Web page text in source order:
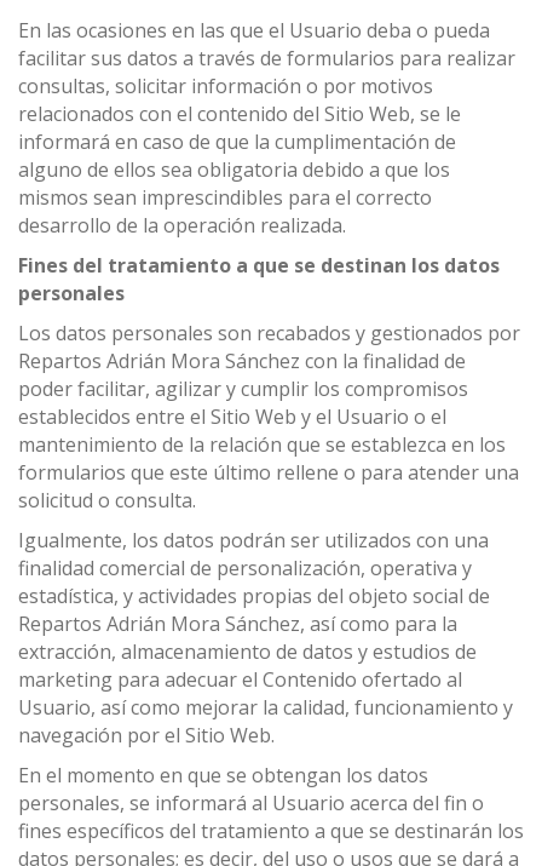
En las ocasiones en las que el Usuario deba o pueda
facilitar sus datos a través de formularios para realizar
consultas, solicitar información o por motivos
relacionados con el contenido del Sitio Web, se le
informará en caso de que la cumplimentación de
alguno de ellos sea obligatoria debido a que los
mismos sean imprescindibles para el correcto
desarrollo de la operación realizada.
Fines del tratamiento a que se destinan los datos
personales
Los datos personales son recabados y gestionados por
Repartos Adrián Mora Sánchez con la finalidad de
poder facilitar, agilizar y cumplir los compromisos
establecidos entre el Sitio Web y el Usuario o el
mantenimiento de la relación que se establezca en los
formularios que este último rellene o para atender una
solicitud o consulta.
Igualmente, los datos podrán ser utilizados con una
finalidad comercial de personalización, operativa y
estadística, y actividades propias del objeto social de
Repartos Adrián Mora Sánchez, así como para la
extracción, almacenamiento de datos y estudios de
marketing para adecuar el Contenido ofertado al
Usuario, así como mejorar la calidad, funcionamiento y
navegación por el Sitio Web.
En el momento en que se obtengan los datos
personales, se informará al Usuario acerca del fin o
fines específicos del tratamiento a que se destinarán los
datos personales; es decir, del uso o usos que se dará a